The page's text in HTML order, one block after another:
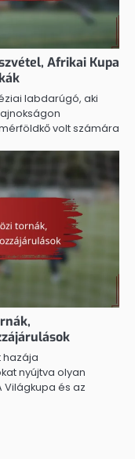
Afrikai Kupa
labdarúgó, aki
volt számára
hazája
nyújtva olyan
Világkupa és az